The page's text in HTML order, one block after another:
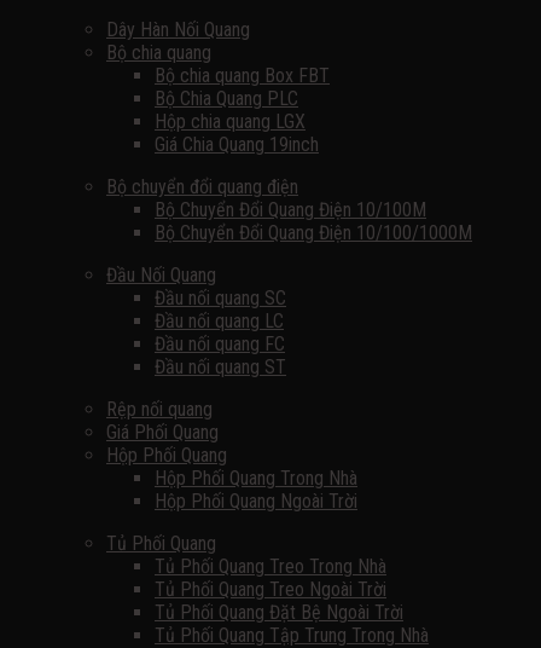
Dây Hàn Nối Quang
Bộ chia quang
Bộ chia quang Box FBT
Bộ Chia Quang PLC
Hộp chia quang LGX
Giá Chia Quang 19inch
Bộ chuyển đổi quang điện
Bộ Chuyển Đổi Quang Điện 10/100M
Bộ Chuyển Đổi Quang Điện 10/100/1000M
Đầu Nối Quang
Đầu nối quang SC
Đầu nối quang LC
Đầu nối quang FC
Đầu nối quang ST
Rệp nối quang
Giá Phối Quang
Hộp Phối Quang
Hộp Phối Quang Trong Nhà
Hộp Phối Quang Ngoài Trời
Tủ Phối Quang
Tủ Phối Quang Treo Trong Nhà
Tủ Phối Quang Treo Ngoài Trời
Tủ Phối Quang Đặt Bệ Ngoài Trời
Tủ Phối Quang Tập Trung Trong Nhà